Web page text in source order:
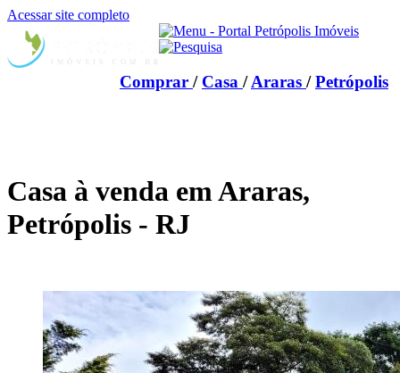
Acessar site completo
Comprar / Casa /Araras /Petrópolis
Casa à venda em Araras,
Petrópolis - RJ